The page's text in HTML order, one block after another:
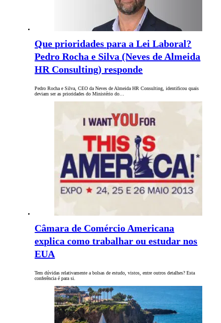
Que prioridades para a Lei Laboral?
Pedro Rocha e Silva (Neves de Almeida
HR Consulting) responde
Pedro Rocha e Silva, CEO da Neves de Almeida HR Consulting, identificou quais
deviam ser as prioridades do Ministério do…
Câmara de Comércio Americana
explica como trabalhar ou estudar nos
EUA
Tem dúvidas relativamente a bolsas de estudo, vistos, entre outros detalhes? Esta
conferência é para si.